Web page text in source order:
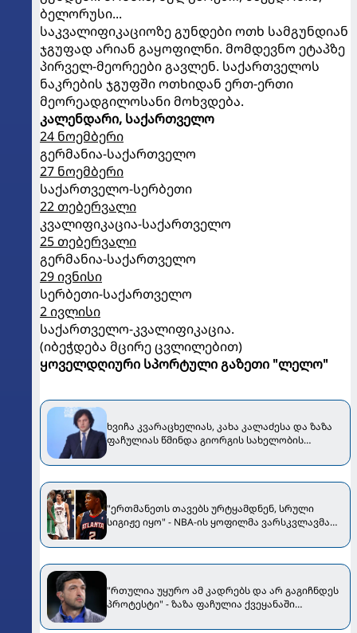
ბელორუსი...
საკვალიფიკაციოზე გუნდები ოთხ სამგუნდიან
ჯგუფად არიან გაყოფილნი. მომდევნო ეტაპზე
პირველ-მეორეები გავლენ. საქართველოს
ნაკრების ჯგუფში ოთხიდან ერთ-ერთი
მეორეადგილოსანი მოხვდება.
კალენდარი, საქართველო
24 ნოემბერი
გერმანია-საქართველო
27 ნოემბერი
საქართველო-სერბეთი
22 თებერვალი
კვალიფიკაცია-საქართველო
25 თებერვალი
გერმანია-საქართველო
29 ივნისი
სერბეთი-საქართველო
2 ივლისი
საქართველო-კვალიფიკაცია.
(იბეჭდება მცირე ცვლილებით)
ყოველდღიური სპორტული გაზეთი "ლელო"
ხვიჩა კვარაცხელიას, კახა კალაძესა და ზაზა
ფაჩულიას წმინდა გიორგის სახელობის
"ერთმანეთს თავებს ურტყამდნენ, სრული
სიგიჟე იყო" - NBA-ის ყოფილმა ვარსკვლავმა
გაიხსენა [VIDEO]
"რთულია უყურო ამ კადრებს და არ გაგიჩნდეს
პროტესტი" - ზაზა ფაჩულია ქვეყანაში